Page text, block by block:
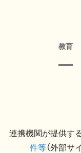
教育
連携機関が提供す
件等（外部サ